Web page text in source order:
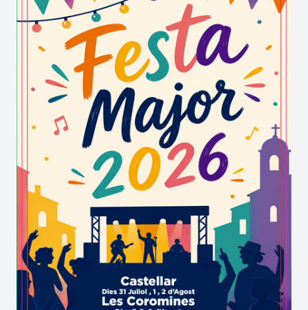
d'oficis tradicionals
mercats d'artesania
productes de proximitat, espais de divulgació i
altres propostes que permeten aprofundir en el
patrimoni rural de la comarca.
Aquest ambient festiu converteix elConcurs de
Gossos d’Aturaen una experiència apta per a
tota la família, combinant espectacle, tradició i
divulgació.
Per què visitar el Concurs de Gossos
d’Atura de Castellar de n’Hug?
Visitar el Concurs de Gossos d’Aturaés una
oportunitat excepcional per contemplar una
disciplina única, descobrir el valor de l'ofici de
pastor i gaudir d'un dels esdeveniments més